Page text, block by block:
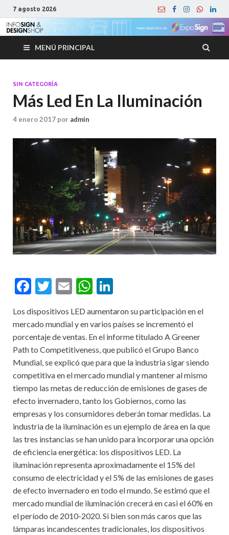
7 agosto 2026
MENÚ PRINCIPAL
SIN CATEGORÍA
Más Led En La Iluminación
4 enero 2017 por admin
F
e
b
o
o
k
T
itt
er
E
ai
l
W
at
s
A
p
p
ke
dI
n
Los dispositivos LED aumentaron su participación en el
mercado mundial y en varios países se incrementó el
porcentaje de ventas. En el informe titulado A Greener
Path to Competitiveness, que publicó el Grupo Banco
Mundial, se explicó que para que la industria sigar siendo
competitiva en el mercado mundial y mantener al mismo
tiempo las metas de reducción de emisiones de gases de
efecto invernadero, tanto los Gobiernos, como las
empresas y los consumidores deberán tomar medidas. La
industria de la iluminación es un ejemplo de área en la que
las tres instancias se han unido para incorporar una opción
de eficiencia energética: los dispositivos LED. La
iluminación representa aproximadamente el 15% del
consumo de electricidad y el 5% de las emisiones de gases
de efecto invernadero en todo el mundo. Se estimó que el
mercado mundial de iluminación crecerá en casi el 60% en
el período de 2010-2020. Si bien son más caros que las
lámparas incandescentes tradicionales, los dispositivos